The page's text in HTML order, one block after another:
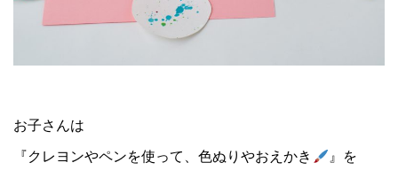
お子さんは
『クレヨンやペンを使って、色ぬりやおえかき 』を